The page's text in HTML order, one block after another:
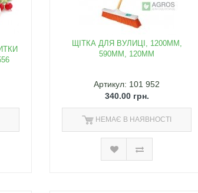
ЩІТКА ДЛЯ ВУЛИЦІ, 1200ММ,
590ММ, 120ММ
Артикул: 101 952
340.00 грн.
НЕМАЄ В НАЯВНОСТІ